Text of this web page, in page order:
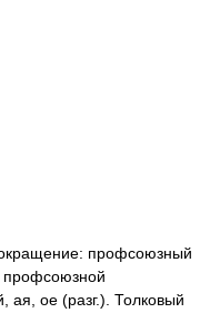
профсоюзный
профсоюзной
ая, ое (разг.). Толковый